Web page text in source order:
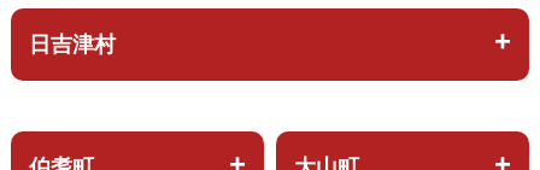
日吉津村